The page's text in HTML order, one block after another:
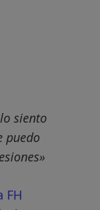
siento
puedo
FH